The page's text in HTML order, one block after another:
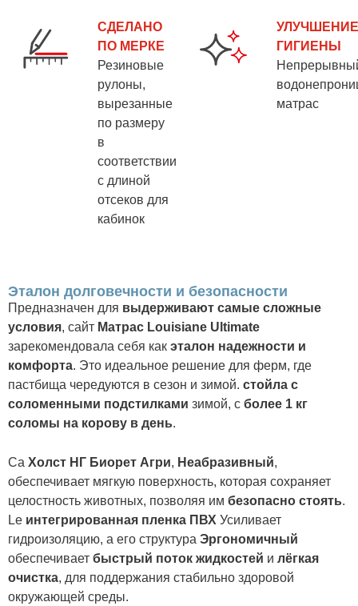
СДЕЛАНО
ПО МЕРКЕ
Резиновые
рулоны,
вырезанные
по размеру
в
соответствии
с длиной
отсеков для
кабинок
УЛУЧШЕНИЕ
ГИГИЕНЫ
матрас
Эталон долговечности и безопасности
Предназначен для выдерживают самые сложные
условия, сайт Матрас Louisiane Ultimate
зарекомендовала себя как эталон надежности и
комфорта. Это идеальное решение для ферм, где
пастбища чередуются в сезон и зимой. стойла с
соломенными подстилками зимой, с более 1 кг
соломы на корову в день.
Са Холст НГ Биорет Агри, Неабразивный,
обеспечивает мягкую поверхность, которая сохраняет
целостность животных, позволяя им безопасно стоять.
Le интегрированная пленка ПВХ Усиливает
гидроизоляцию, а его структура Эргономичный
обеспечивает быстрый поток жидкостей и лёгкая
очистка, для поддержания стабильно здоровой
окружающей среды.